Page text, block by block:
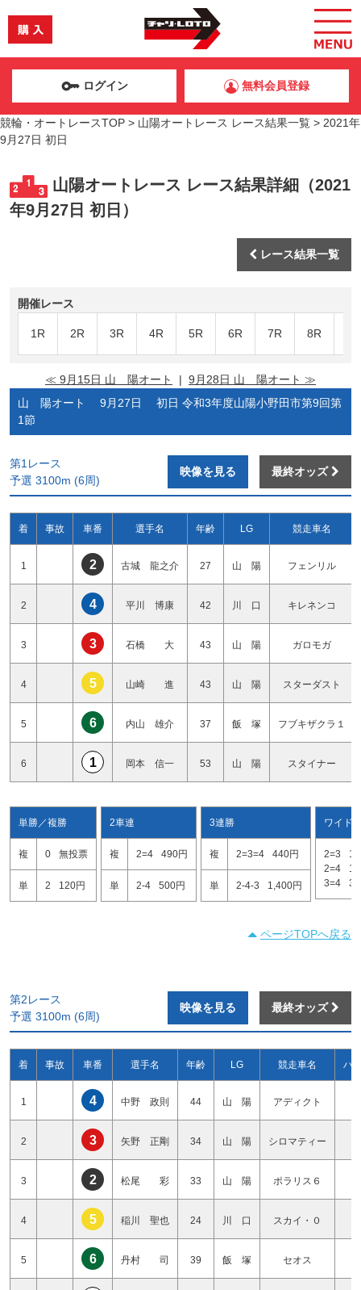
ログイン 無料会員登録
競輪・オートレースTOP > 山陽オートレース レース結果一覧 > 2021年
9月27日 初日
山陽オートレース レース結果詳細（2021
年9月27日 初日）
レース結果一覧
開催レース
1R 2R 3R 4R 5R 6R 7R 8R
≪ 9月15日 山 陽オート | 9月28日 山 陽オート ≫
山 陽オート 9月27日 初日 令和3年度山陽小野田市第9回第
1節
第1レース
予選 3100m (6周)
映像を見る 最終オッズ
着 事故 車番 選手名 年齢 LG 競走車名
1 2 古城 龍之介 27 山 陽 フェンリル
2 4 平川 博康 42 川 口 キレネンコ
3 3 石橋 大 43 山 陽 ガロモガ
4 5 山崎 進 43 山 陽 スターダスト
5 6 内山 雄介 37 飯 塚 フブキザクラ１
6 1 岡本 信一 53 山 陽 スタイナー
単勝／複勝
複 0 無投票
単 2 120円
2車連
複 2=4 490円
単 2-4 500円
3連勝
複 2=3=4 440円
単 2-4-3 1,400円
ワイド
2=3
2=4
3=4
ページTOPへ戻る
第2レース
予選 3100m (6周)
映像を見る 最終オッズ
着 事故 車番 選手名 年齢 LG 競走車名 ハ
1 4 中野 政則 44 山 陽 アディクト
2 3 矢野 正剛 34 山 陽 シロマティー
3 2 松尾 彩 33 山 陽 ポラリス６
4 5 稲川 聖也 24 川 口 スカイ・０
5 6 丹村 司 39 飯 塚 セオス